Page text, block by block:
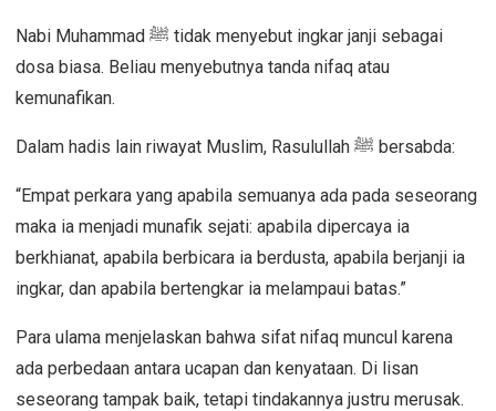
Nabi Muhammad ﷺ tidak menyebut ingkar janji sebagai
dosa biasa. Beliau menyebutnya tanda nifaq atau
kemunafikan.
Dalam hadis lain riwayat Muslim, Rasulullah ﷺ bersabda:
“Empat perkara yang apabila semuanya ada pada seseorang
maka ia menjadi munafik sejati: apabila dipercaya ia
berkhianat, apabila berbicara ia berdusta, apabila berjanji ia
ingkar, dan apabila bertengkar ia melampaui batas.”
Para ulama menjelaskan bahwa sifat nifaq muncul karena
ada perbedaan antara ucapan dan kenyataan. Di lisan
seseorang tampak baik, tetapi tindakannya justru merusak.